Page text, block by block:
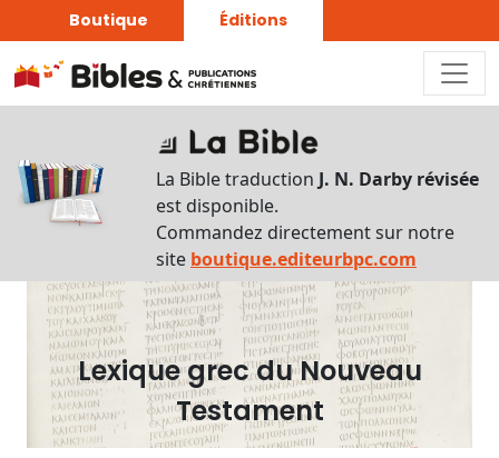
Boutique Éditions
La Bible traduction J. N. Darby révisée
est disponible.
Commandez directement sur notre
site boutique.editeurbpc.com
Lexique grec du Nouveau
Testament
Recherche
Rechercher
par
lettre
Rechercher
par
mot